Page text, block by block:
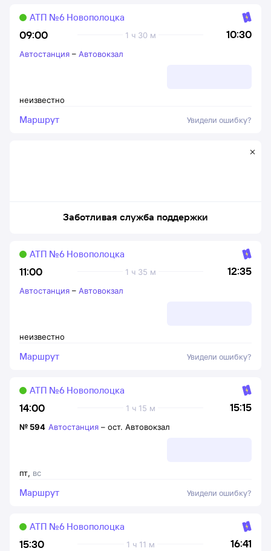
09:00 10:30
1 ч 30 м
АТП №6 Новополоцка
неизвестно
Автостанция – Автовокзал
Маршрут Увидели ошибку?
Заботливая служба поддержки
11:00 12:35
1 ч 35 м
АТП №6 Новополоцка
неизвестно
Автостанция – Автовокзал
Маршрут Увидели ошибку?
14:00 15:15
1 ч 15 м
АТП №6 Новополоцка
пт, вс
№ 594 Автостанция – ост. Автовокзал
Маршрут Увидели ошибку?
15:30 16:41
1 ч 11 м
АТП №6 Новополоцка